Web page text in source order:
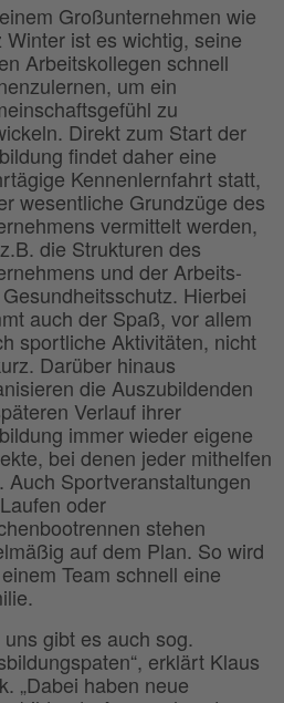
Großunternehmen wie
Winter ist es wichtig, seine
Arbeitskollegen schnell
um ein
zu
Direkt zum Start der
findet daher eine
Kennenlernfahrt statt,
wesentliche Grundzüge des
vermittelt werden,
die Strukturen des
und der Arbeits-
Hierbei
auch der Spaß, vor allem
sportliche Aktivitäten, nicht
Darüber hinaus
die Auszubildenden
Verlauf ihrer
immer wieder eigene
bei denen jeder mithelfen
Auch Sportveranstaltungen
oder
stehen
auf dem Plan. So wird
Team schnell eine
uns gibt es auch sog.
erklärt Klaus
„Dabei haben neue